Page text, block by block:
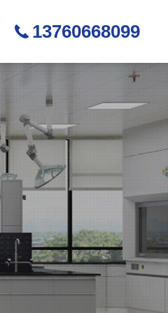
13760668099